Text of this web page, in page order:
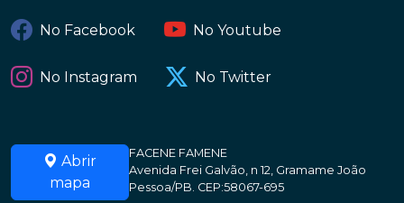
No Facebook No Youtube
No Instagram No Twitter
Abrir
mapa
FACENE FAMENE
Avenida Frei Galvão, n 12, Gramame João
Pessoa/PB. CEP:58067-695